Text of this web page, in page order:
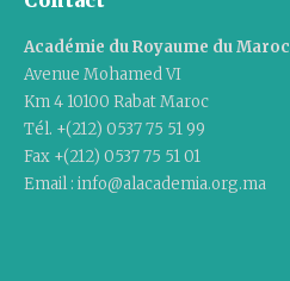
Académie du Royaume du Maroc
Avenue Mohamed VI
Km 4 10100 Rabat Maroc
Tél. +(212) 0537 75 51 99
Fax +(212) 0537 75 51 01
Email : info@alacademia.org.ma